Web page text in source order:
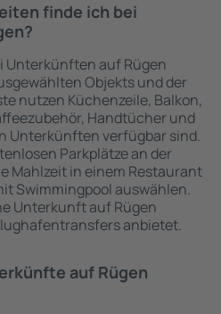
finde ich bei
Unterkünften auf Rügen
Objekts und der
nutzen Küchenzeile, Balkon,
Handtücher und
Unterkünften verfügbar sind.
Parkplätze an der
Mahlzeit in einem Restaurant
Swimmingpool auswählen.
Unterkunft auf Rügen
anbietet.
auf Rügen